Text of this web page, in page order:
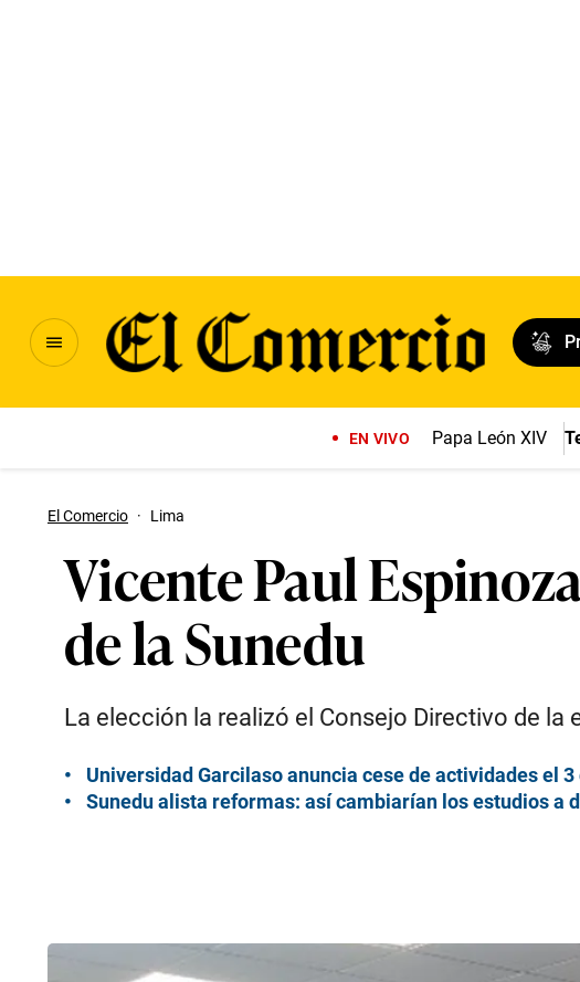
EN VIVO Papa León XIV
El Comercio · Lima
Vicente Paul
de la Sunedu
La elección la realizó el Consejo Directivo de
Universidad Garcilaso anuncia cese de actividades el
Sunedu alista reformas: así cambiarían los estudios a